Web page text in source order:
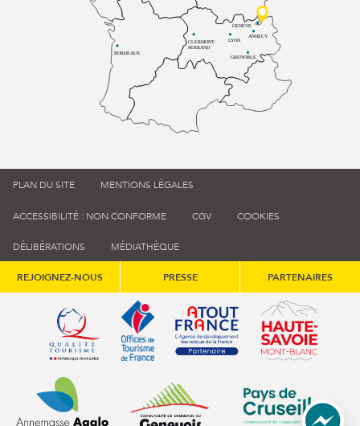
BORDEAUX
CLERMONT-
FERRAND
LYON
ANNECY
GRENOBLE
GENÈVE
PLAN DU SITE MENTIONS LÉGALES
ACCESSIBILITÉ : NON CONFORME CGV COOKIES
DÉLIBÉRATIONS MÉDIATHÈQUE
REJOIGNEZ-NOUS PRESSE PARTENAIRES
Qualité tourisme (s'ouvre dans une nouvelle fenêtre)
Office de tourisme de France (s'ouvre
Atout France (s'ouvre dans
Annemasse Agglo (s'ouvre dans une nouvelle fenêtre)
Communauté de communes du
Communauté de